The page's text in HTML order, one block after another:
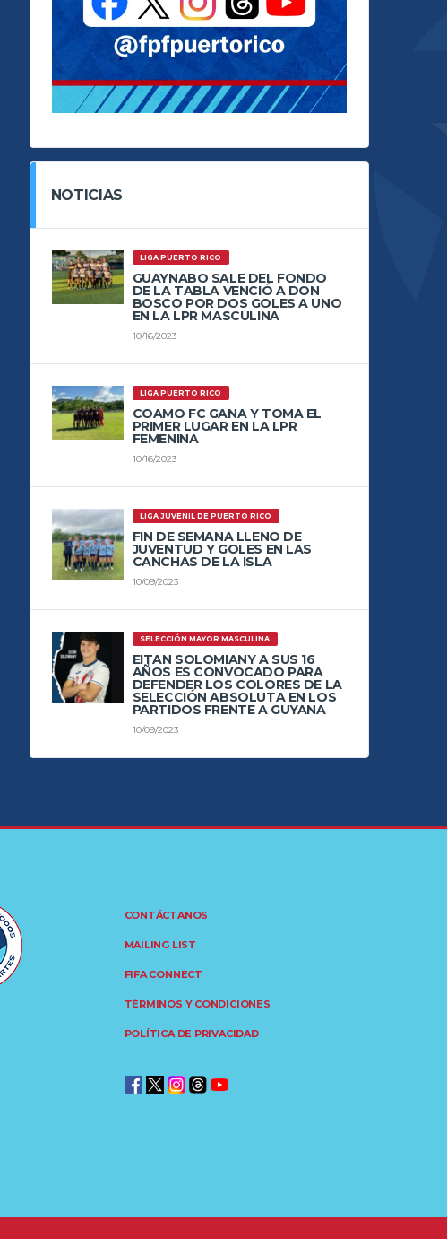
NOTICIAS
LIGA PUERTO RICO
GUAYNABO SALE DEL FONDO
DE LA TABLA VENCIÓ A DON
BOSCO POR DOS GOLES A UNO
EN LA LPR MASCULINA
10/16/2023
LIGA PUERTO RICO
COAMO FC GANA Y TOMA EL
PRIMER LUGAR EN LA LPR
FEMENINA
10/16/2023
LIGA JUVENIL DE PUERTO RICO
FIN DE SEMANA LLENO DE
JUVENTUD Y GOLES EN LAS
CANCHAS DE LA ISLA
10/09/2023
SELECCIÓN MAYOR MASCULINA
EITAN SOLOMIANY A SUS 16
AÑOS ES CONVOCADO PARA
DEFENDER LOS COLORES DE LA
SELECCIÓN ABSOLUTA EN LOS
PARTIDOS FRENTE A GUYANA
10/09/2023
CONTÁCTANOS
MAILING LIST
FIFA CONNECT
TÉRMINOS Y CONDICIONES
POLÍTICA DE PRIVACIDAD